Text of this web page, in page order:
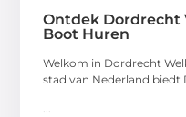
Ontdek Dordrecht
Boot Huren
Welkom in Dordrecht
stad van Nederland biedt
...